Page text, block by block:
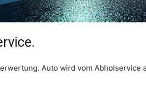
Auto wird vom Abholservice